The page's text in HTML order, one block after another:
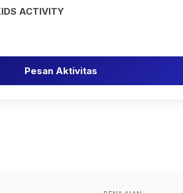
ACTIVITY
Pesan Aktivitas